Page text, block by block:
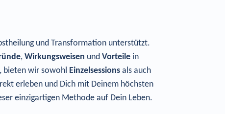
und Transformation unterstützt.
, Wirkungsweisen und Vorteile in
bieten wir sowohl Einzelsessions als auch
erleben und Dich mit Deinem höchsten
einzigartigen Methode auf Dein Leben.